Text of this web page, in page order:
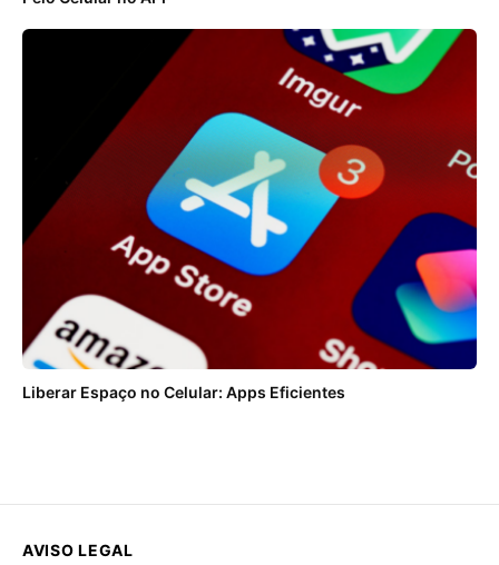
Liberar Espaço no Celular: Apps Eficientes
AVISO LEGAL